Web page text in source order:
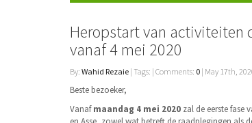
Heropstart van activiteiten
vanaf 4 mei 2020
By: Wahid Rezaie | Tags: | Comments: 0 | May 17th,
Beste bezoeker,
Vanafmaandag 4 mei 2020 zal de eerste fase